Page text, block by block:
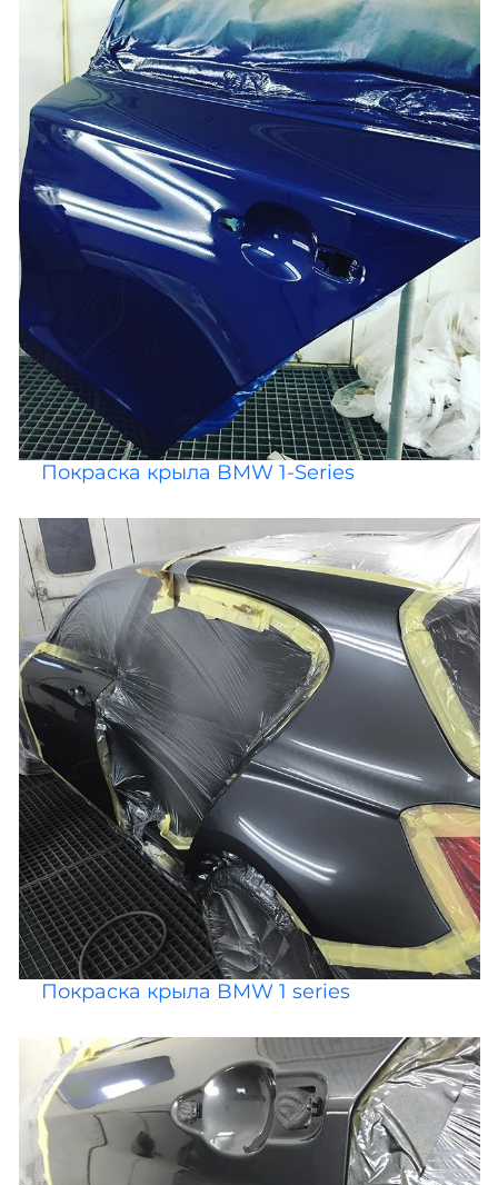
Покраска крыла BMW 1-Series
Покраска крыла BMW 1 series